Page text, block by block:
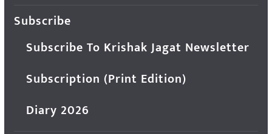
Subscribe
Subscribe To Krishak Jagat Newsletter
Subscription (Print Edition)
Diary 2026